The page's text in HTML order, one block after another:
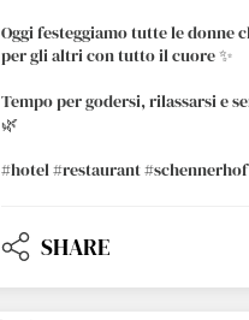
Oggi festeggiamo tutte le donne
per gli altri con tutto il cuore ✨
Tempo per godersi, rilassarsi e
🌿
#hotel #restaurant
SHARE